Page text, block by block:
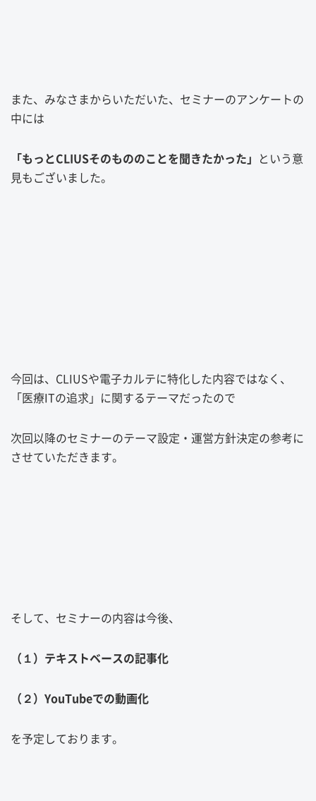
また、みなさまからいただいた、セミナーのアンケートの
中には
「もっとCLIUSそのもののことを聞きたかった」
という意
見もございました。
今回は、CLIUSや電子カルテに特化した内容ではなく、
「医療ITの追求」に関するテーマだったので
次回以降のセミナーのテーマ設定・運営方針決定の参考に
させていただきます。
そして、セミナーの内容は今後、
（１）テキストベースの記事化
（２）YouTubeでの動画化
を予定しております。